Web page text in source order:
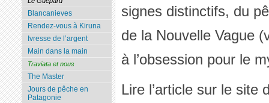
signes distinctifs, du
de la Nouvelle Vague
à l’obsession pour le
Lire l’article sur le site
Blancanieves
Rendez-vous à Kiruna
Ivresse de l’argent
Main dans la main
Traviata et nous
The Master
Jours de pêche en
Patagonie